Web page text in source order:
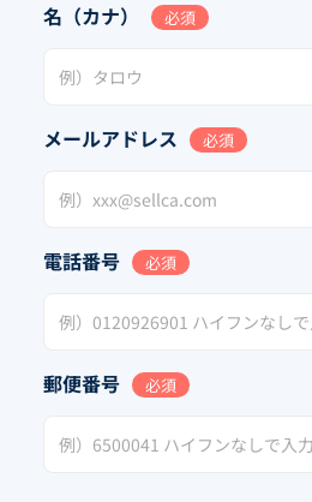
名（カナ） 必須
メールアドレス 必須
電話番号 必須
郵便番号 必須